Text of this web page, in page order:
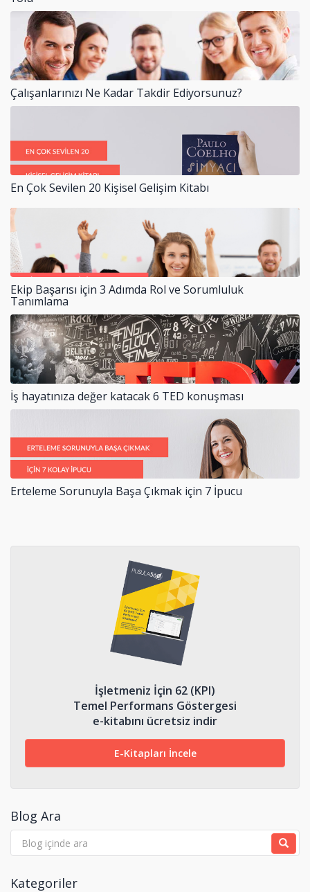
Çalışanlarınızı Ne Kadar Takdir Ediyorsunuz?
En Çok Sevilen 20 Kişisel Gelişim Kitabı
Ekip Başarısı için 3 Adımda Rol ve Sorumluluk
Tanımlama
İş hayatınıza değer katacak 6 TED konuşması
Erteleme Sorunuyla Başa Çıkmak için 7 İpucu
İşletmeniz İçin 62 (KPI)
Temel Performans Göstergesi
e-kitabını ücretsiz indir
E-Kitapları İncele
Blog Ara
Kategoriler